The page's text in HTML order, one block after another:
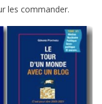
les commander.